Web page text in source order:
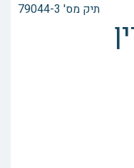
תיק מס' 79044-3